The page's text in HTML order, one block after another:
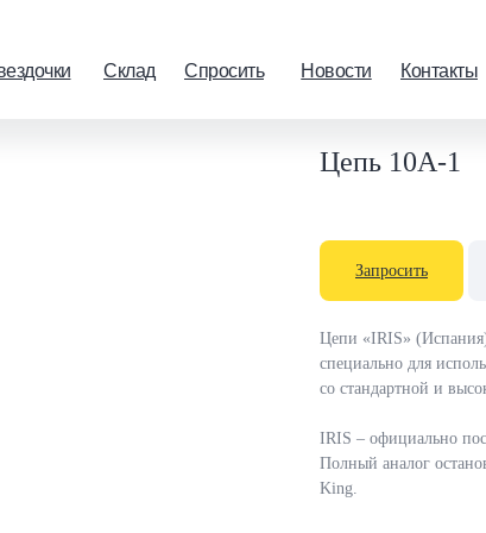
Склад
Новости
Спросить Контакты
цепи
Цепь 10A-1
Запросить
Цепи «IRIS»
специально для
со стандартной и
IRIS – официально
Полный аналог
King.